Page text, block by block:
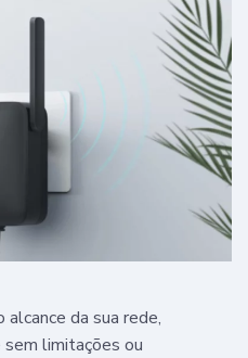
da sua rede,
limitações ou